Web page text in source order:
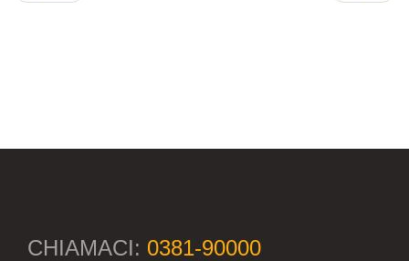
CHIAMACI: 0381-90000